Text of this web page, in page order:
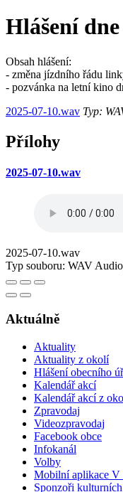
Hlášení dne
Obsah hlášení:
- změna jízdního řádu
- pozvánka na letní kino
2025-07-10.wav Typ:
Přílohy
2025-07-10.wav
2025-07-10.wav
Typ souboru: WAV
Aktuálně
Aktuality
Aktuality z okolí
Hlášení obecního
Kalendář akcí
Kalendář akcí z
Zpravodaj
Videozpravodaj
Facebook obce
Infokanál
Volby
Mobilní aplikace V
Sponzoři